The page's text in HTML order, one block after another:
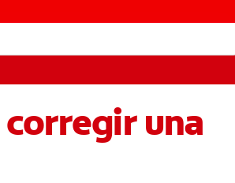
una